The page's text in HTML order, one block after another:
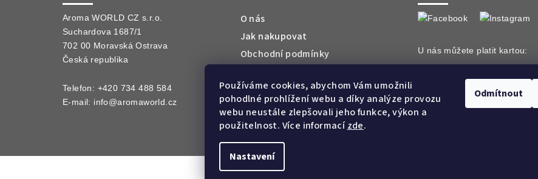
Používáme cookies, abychom Vám umožnili
pohodlné prohlížení webu a díky analýze provozu
webu neustále zlepšovali jeho funkce, výkon a
použitelnost. Více informacízde.
Nastavení
Odmítnout
Aroma WORLD CZ s.r.o.
Suchardova 1687/1
702 00 Moravská Ostrava
Česká republika
Telefon: +420 734 488 584
E-mail: info@aromaworld.cz
O nás
Jak nakupovat
Obchodní podmínky
Kontakty
U nás můžete platit kartou: